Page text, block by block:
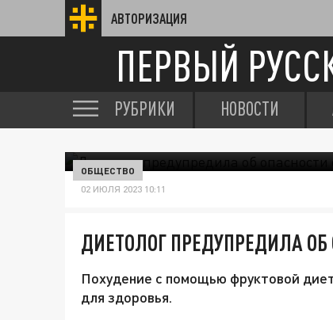
АВТОРИЗАЦИЯ
ПЕРВЫЙ
РУБРИКИ НОВОСТИ
ОБЩЕСТВО
02 ИЮЛЯ 2023 10:11
ДИЕТОЛОГ ПРЕДУПРЕДИЛА
Похудение с помощью фруктовой
для здоровья.